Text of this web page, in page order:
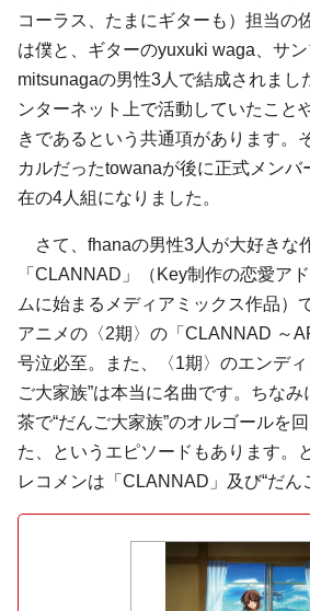
コーラス、たまにギターも）担当の
は僕と、ギターのyuxuki waga 、サ
mitsunagaの男性3人で結成されまし
ンターネット上で活動していたこと
きであるという共通項があります。
カルだったtowanaが後に正式メンバ
在の4人組になりました。
さて、fhanaの男性3人が大好きな
「CLANNAD」（Key制作の恋愛ア
ムに始まるメディアミックス作品）
アニメの〈2期〉の「CLANNAD ～
号泣必至。また、〈1期〉のエンデ
ご大家族”は本当に名曲です。ちな
茶で“だんご大家族”のオルゴールを
た、というエピソードもあります。
レコメンは「CLANNAD」及び“だん